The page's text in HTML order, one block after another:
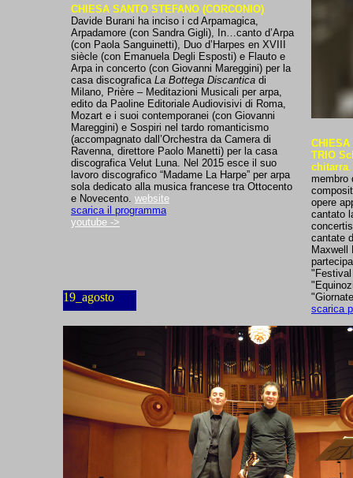
CHIESA
TRIO
chitarra
membro
opere
cantato
cantate
Maxwell
scarica
19_agosto
CHIESA SANTO STEFANO (CORCONIO)
Davide Burani ha inciso i cd Arpamagica,
Arpadamore (con Sandra Gigli), In…canto d’Arpa
(con Paola Sanguinetti), Duo d’Harpes en XVIII
siècle (con Emanuela Degli Esposti) e Flauto e
Arpa in concerto (con Giovanni Mareggini) per la
casa discografica La Bottega Discantica di
Milano, Prière – Meditazioni Musicali per arpa,
edito da Paoline Editoriale Audiovisivi di Roma,
Mozart e i suoi contemporanei (con Giovanni
Mareggini) e Sospiri nel tardo romanticismo
(accompagnato dall’Orchestra da Camera di
Ravenna, direttore Paolo Manetti) per la casa
discografica Velut Luna. Nel 2015 esce il suo
lavoro discografico “Madame La Harpe” per arpa
sola dedicato alla musica francese tra Ottocento
e Novecento. website
scarica il programma
youtube ->